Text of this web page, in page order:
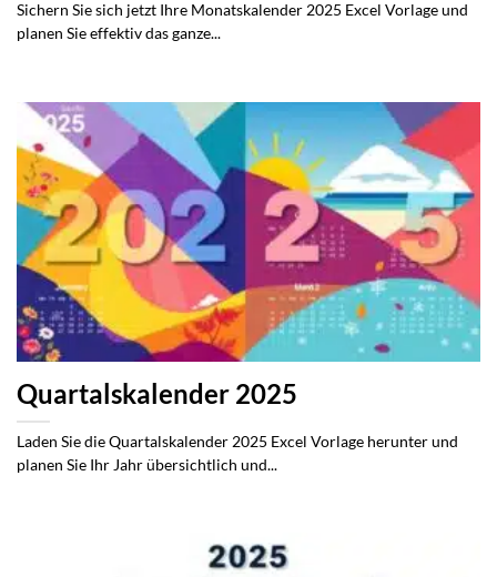
Sichern Sie sich jetzt Ihre Monatskalender 2025 Excel Vorlage und
planen Sie effektiv das ganze...
Quartalskalender 2025
Laden Sie die Quartalskalender 2025 Excel Vorlage herunter und
planen Sie Ihr Jahr übersichtlich und...